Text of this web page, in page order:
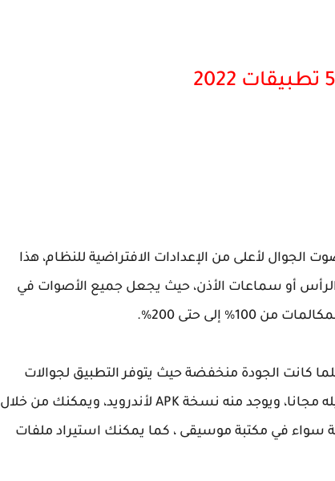
الجوال لأعلى من الإعدادات الافتراضية للنظام، هذا
أو سماعات الأذن، حيث يجعل جميع الأصوات في
إلى حتى 200%.
كانت الجودة منخفضة حيث يتوفر التطبيق لجوالات
الأيفون من متجر التطبيقات الخاص بهم ويمكن تحميله مجانا، ويوجد منه نسخة APK لأندرويد، ويمكنك من خلال
في مكتبة موسيقى ، كما يمكنك استيراد ملفات